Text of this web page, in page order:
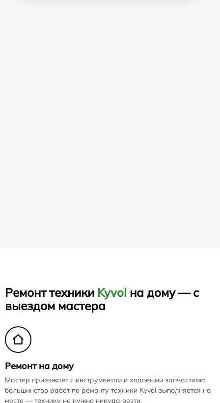
Ремонт техники Kyvol на дому — с
выездом мастера
Ремонт на дому
Мастер приезжает с инструментом и ходовыми запчастями:
большинство работ по ремонту техники Kyvol выполняется на
месте — технику не нужно никуда везти.